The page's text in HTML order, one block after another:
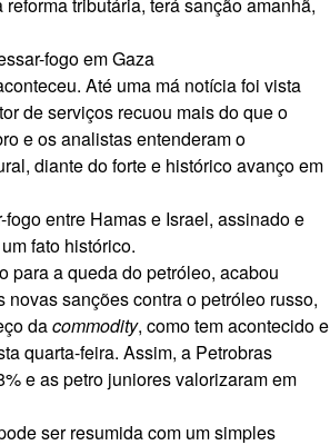
fogo em Gaza
Até uma má notícia foi vista
de serviços recuou mais do que o
e os analistas entenderam o
diante do forte e histórico avanço em
entre Hamas e Israel, assinado e
fato histórico.
para a queda do petróleo, acabou
novas sanções contra o petróleo russo,
dacommodity, como tem acontecido e
quarta-feira. Assim, a Petrobras
e as petro juniores valorizaram em
ser resumida com um simples